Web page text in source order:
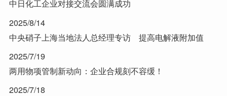
中日化工企业对接交流会圆满成功
2025/8/14
中央硝子上海当地法人总经理专访 提高电解液附加值
2025/7/19
两用物项管制新动向：企业合规刻不容缓！
2025/7/18